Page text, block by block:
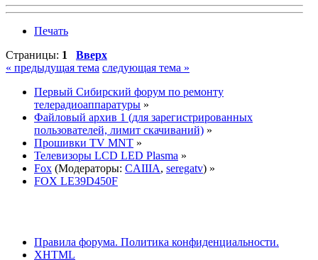
Печать
Страницы: 1
Вверх
« предыдущая тема следующая тема »
Первый Сибирский форум по ремонту
телерадиоаппаратуры »
Файловый архив 1 (для зарегистрированных
пользователей, лимит скачиваний) »
Прошивки TV MNT »
Телевизоры LCD LED Plasma »
Fox (Модераторы: CAIIIA, seregatv) »
FOX LE39D450F
Правила форума. Политика конфиденциальности.
XHTML